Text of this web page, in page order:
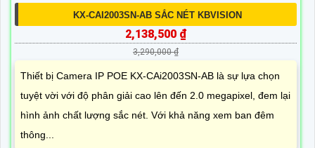
KX-CAI2003SN-AB SẮC NÉT KBVISION
2,138,500 ₫
3,290,000 ₫
Thiết bị Camera IP POE KX-CAi2003SN-AB là sự lựa chọn
tuyệt vời với độ phân giải cao lên đến 2.0 megapixel, đem lại
hình ảnh chất lượng sắc nét. Với khả năng xem ban đêm
thông...